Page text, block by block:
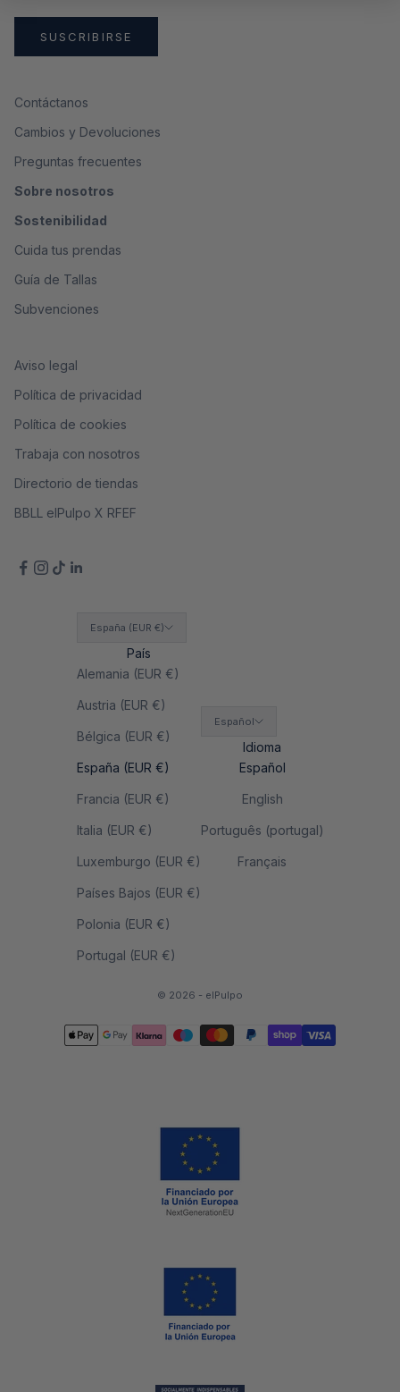
SUSCRIBIRSE
Contáctanos
Cambios y Devoluciones
Preguntas frecuentes
Sobre nosotros
Sostenibilidad
Cuida tus prendas
Guía de Tallas
Subvenciones
Aviso legal
Política de privacidad
Política de cookies
Trabaja con nosotros
Directorio de tiendas
BBLL elPulpo X RFEF
España (EUR €)
País
Alemania (EUR €)
Austria (EUR €)
Bélgica (EUR €)
España (EUR €)
Francia (EUR €)
Italia (EUR €)
Luxemburgo (EUR €)
Países Bajos (EUR €)
Polonia (EUR €)
Portugal (EUR €)
Español
Idioma
Español
English
Português (portugal)
Français
© 2026 - elPulpo